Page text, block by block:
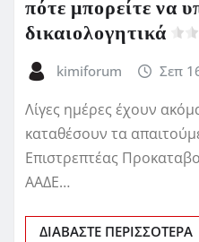
πότε μπορείτε να
δικαιολογητικά
kimiforum Σεπ
Λίγες ημέρες έχουν
καταθέσουν τα
Επιστρεπτέας
ΑΑΔΕ…
ΔΙΑΒΆΣΤΕ ΠΕΡΙΣΣΌΤΕΡΑ